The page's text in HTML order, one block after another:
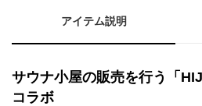
アイテム説明
サウナ小屋の販売を行う「
コラボ